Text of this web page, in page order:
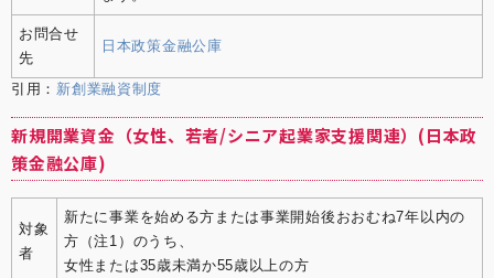
お問合せ
先
日本政策金融公庫
引用： 新創業融資制度
新規開業資金（女性、若者/シニア起業家支援関連）(日本政
策金融公庫)
対象
者
新たに事業を始める方または事業開始後おおむね7年以内の
方（注1）のうち、
女性または35歳未満か55歳以上の方